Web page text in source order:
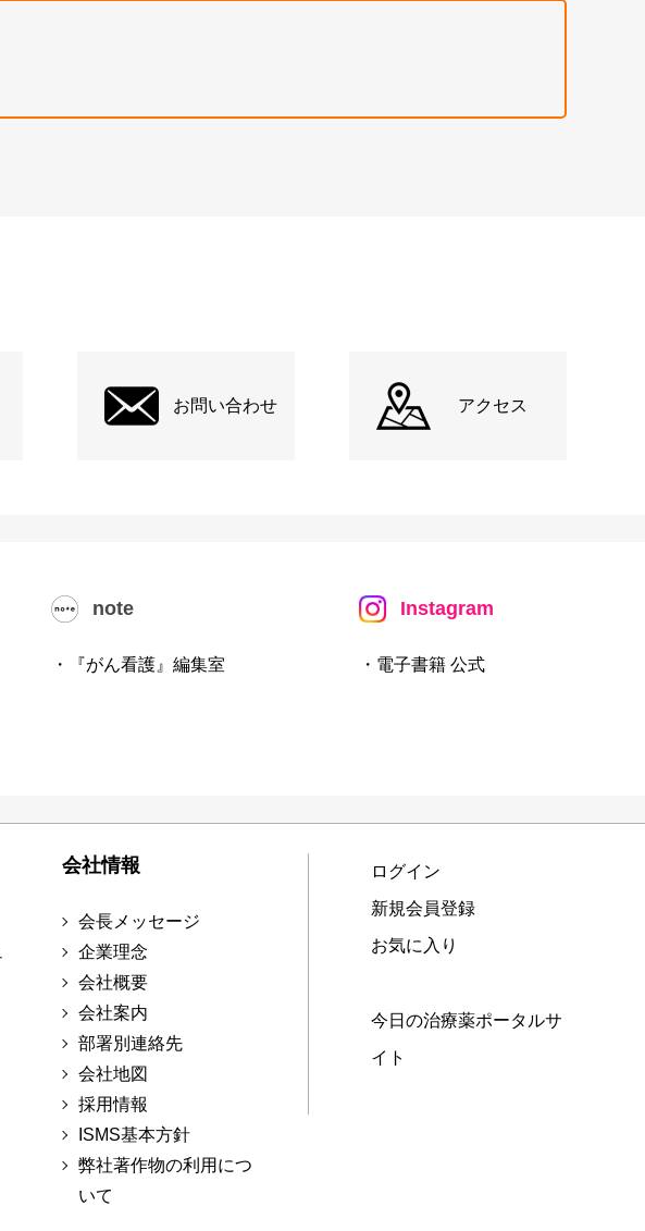
お問い合わせ アクセス
note
・『がん看護』編集室
Instagram
・電子書籍 公式
会社情報
会長メッセージ
企業理念
会社概要
会社案内
部署別連絡先
会社地図
採用情報
ISMS基本方針
弊社著作物の利用につ
いて
ログイン
新規会員登録
お気に入り
今日の治療薬ポータルサ
イト